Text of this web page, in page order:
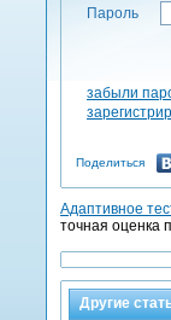
Пароль
забыли
Поделиться
Адаптивное
точная оценка
Другие